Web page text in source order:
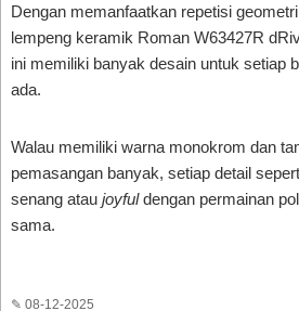
Dengan memanfaatkan repetisi
lempeng keramik Roman W63427R
ini memiliki banyak desain untuk setiap
ada.
Walau memiliki warna monokrom dan
pemasangan banyak, setiap detail
senang atau joyfuldengan permainan
sama.
✎ 08-12-2025